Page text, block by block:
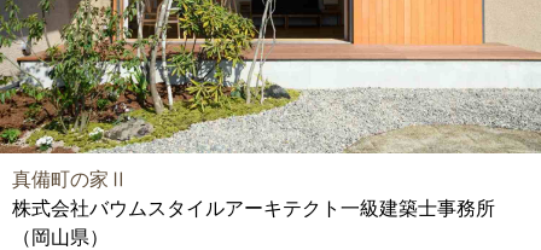
真備町の家Ⅱ
株式会社バウムスタイルアーキテクト一級建築士事務所
（岡山県）